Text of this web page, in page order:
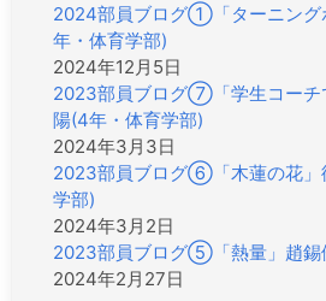
2024部員ブログ①「ターニング
年・体育学部)
2024年12月5日
2023部員ブログ⑦「学生コーチ
陽(4年・体育学部)
2024年3月3日
2023部員ブログ⑥「木蓮の花」
学部)
2024年3月2日
2023部員ブログ⑤「熱量」趙錫
2024年2月27日